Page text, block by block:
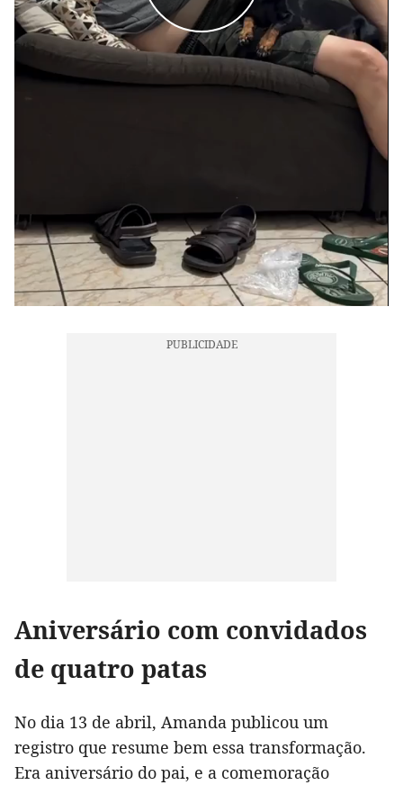
Aniversário com convidados
de quatro patas
No dia 13 de abril, Amanda publicou um
registro que resume bem essa transformação.
Era aniversário do pai, e a comemoração